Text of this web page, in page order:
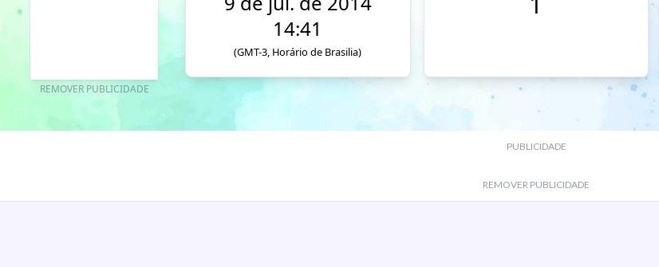
REMOVER PUBLICIDADE
14:41
(GMT-3, Horário de Brasilia)
PUBLICIDADE
REMOVER PUBLICIDADE